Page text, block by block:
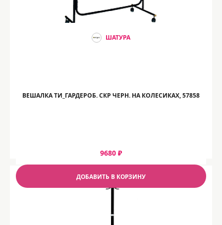
ШАТУРА
ВЕШАЛКА ТИ_ГАРДЕРОБ. СКР ЧЕРН. НА КОЛЕСИКАХ, 57858
9680 ₽
ДОБАВИТЬ В КОРЗИНУ